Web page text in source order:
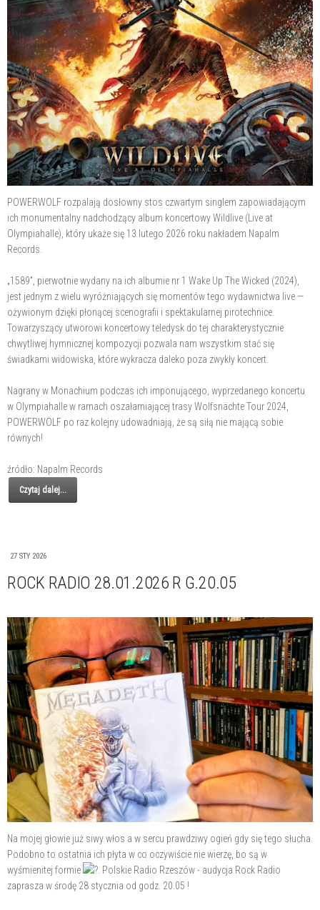
POWERWOLF rozpalają dosłowny stos czwartym singlem zapowiadającym
ich monumentalny nadchodzący album koncertowy Wildlive (Live at
Olympiahalle), który ukaże się 13 lutego 2026 roku nakładem Napalm
Records.
„1589”, pierwotnie wydany na ich albumie nr 1 Wake Up The Wicked (2024),
jest jednym z wielu wyróżniających się momentów tego wydawnictwa live —
ożywionym dzięki płonącej scenografii i spektakularnej pirotechnice.
Towarzyszący utworowi koncertowy teledysk do tej charakterystycznie
chwytliwej hymnicznej kompozycji pozwala nam wszystkim stać się
świadkami widowiska, które wykracza daleko poza zwykły koncert.
Nagrany w Monachium podczas ich imponującego, wyprzedanego koncertu
w Olympiahalle w ramach oszałamiającej trasy Wolfsnächte Tour 2024,
POWERWOLF po raz kolejny udowadniają, że są siłą nie mającą sobie
równych!
źródło: Napalm Records
Czytaj dalej...
27 STY 2026
ROCK RADIO 28.01.2026 R G.20.05
Na mojej głowie już siwy włos a w sercu prawdziwy ogień gdy się tego słucha.
Podobno to ostatnia ich płyta w co oczywiście nie wierzę, bo są w
wyśmienitej formie
. Polskie Radio Rzeszów - audycja Rock Radio
zaprasza w środę 28 stycznia od godz. 20.05 !